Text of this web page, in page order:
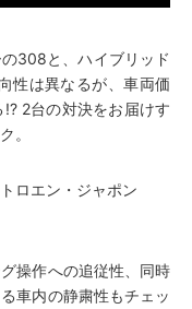
308と、ハイブリッド
性は異なるが、車両価
2台の対決をお届けす
。
ロエン・ジャポン
操作への追従性、同時
車内の静粛性もチェッ